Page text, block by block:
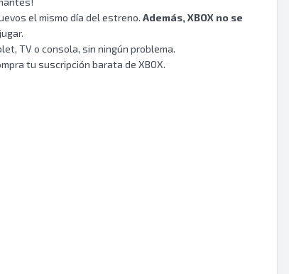
el mismo día del estreno. Además, XBOX no se
TV o consola, sin ningún problema.
tu suscripción barata de XBOX.